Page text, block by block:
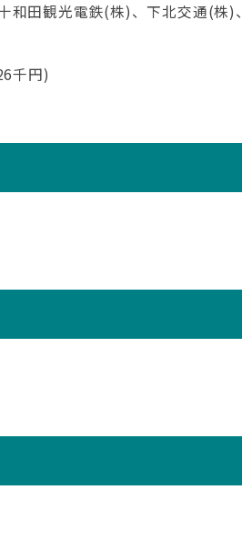
田観光電鉄(株)、下北交通(株)、
千円)